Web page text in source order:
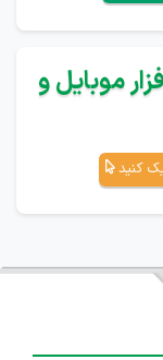
موبایل و
کنید